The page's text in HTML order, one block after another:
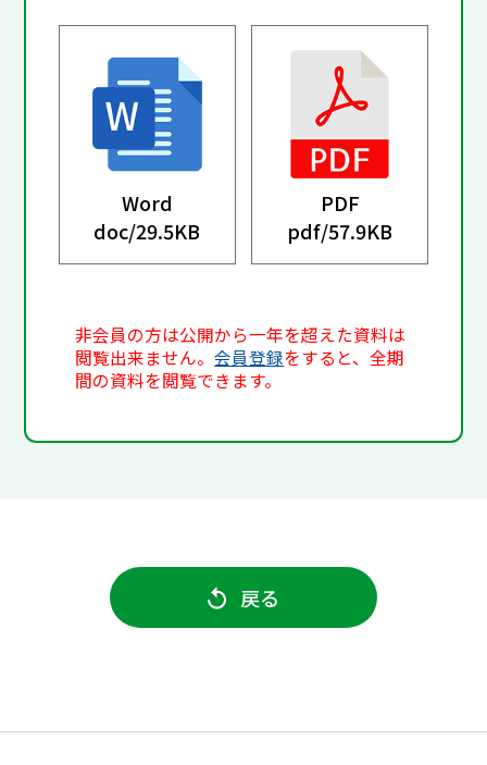
Word
doc/29.5KB
PDF
pdf/57.9KB
非会員の方は公開から一年を超えた資料は
閲覧出来ません。会員登録をすると、全期
間の資料を閲覧できます。
戻る